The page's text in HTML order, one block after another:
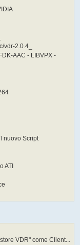
2.0.4_
AAC - LIBVPX -
nuovo Script
ATI
VDR" come Client...